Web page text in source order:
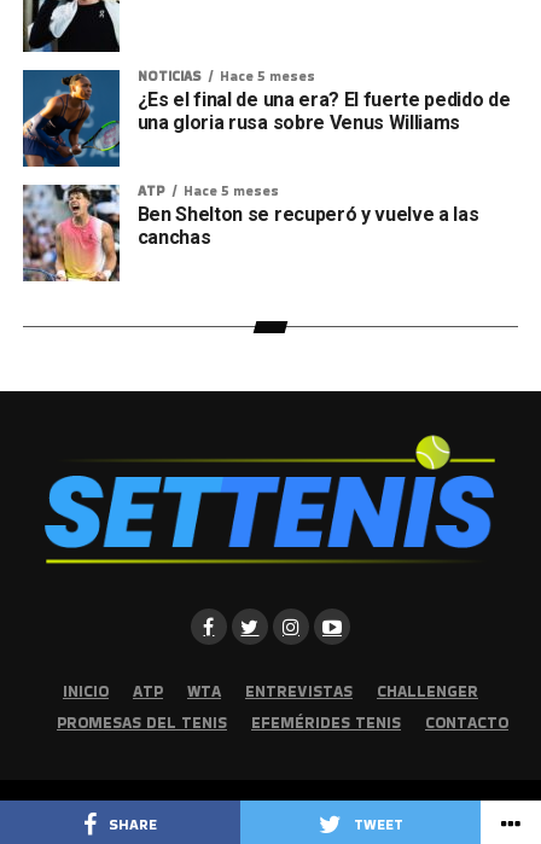
SHARE TWEET
NOTICIAS Hace 5 meses
¿Es el final de una era? El fuerte pedido de
una gloria rusa sobre Venus Williams
ATP Hace 5 meses
Ben Shelton se recuperó y vuelve a las
canchas
INICIO ATP WTA ENTREVISTAS
CHALLENGER
PROMESAS DEL TENIS
EFEMÉRIDES TENIS CONTACTO
Copyright © 2026 | Set Tenis | Todos los derechos reservados